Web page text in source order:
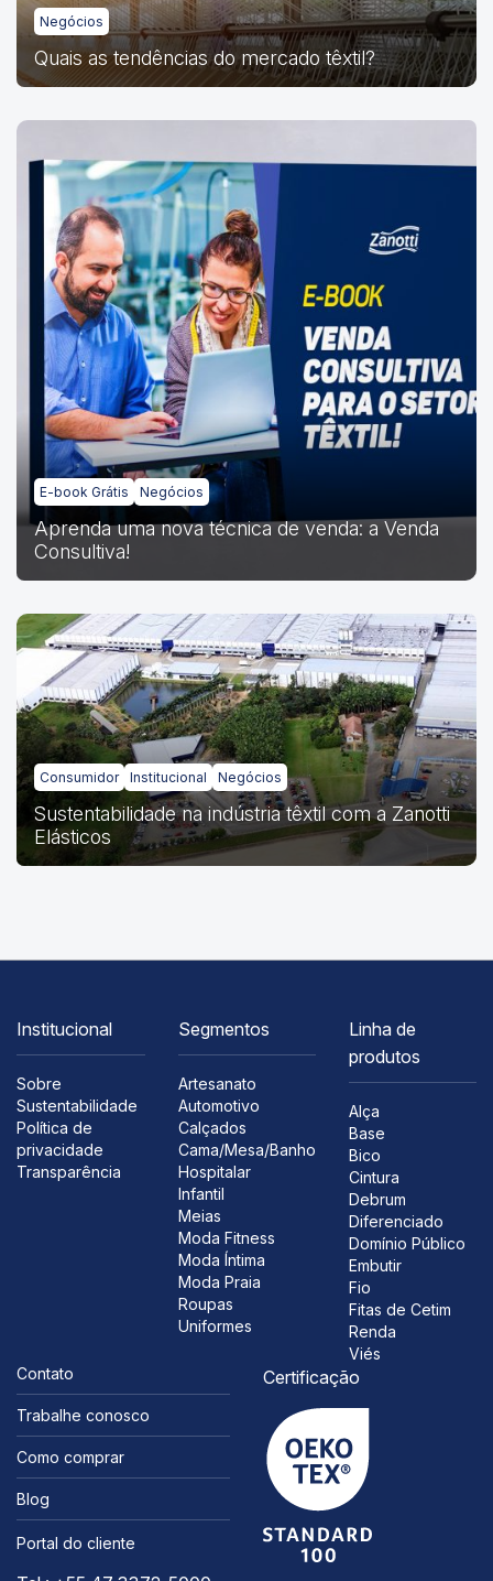
Negócios
Quais as tendências do mercado têxtil?
E-book Grátis Negócios
Aprenda uma nova técnica de venda: a Venda
Consultiva!
Consumidor Institucional Negócios
Sustentabilidade na indústria têxtil com a Zanotti
Elásticos
Institucional
Sobre
Sustentabilidade
Política de
privacidade
Transparência
Segmentos
Artesanato
Automotivo
Calçados
Cama/Mesa/Banho
Hospitalar
Infantil
Meias
Moda Fitness
Moda Íntima
Moda Praia
Roupas
Uniformes
Linha de
produtos
Alça
Base
Bico
Cintura
Debrum
Diferenciado
Domínio Público
Embutir
Fio
Fitas de Cetim
Renda
Viés
Contato
Trabalhe conosco
Como comprar
Blog
Portal do cliente
Certificação